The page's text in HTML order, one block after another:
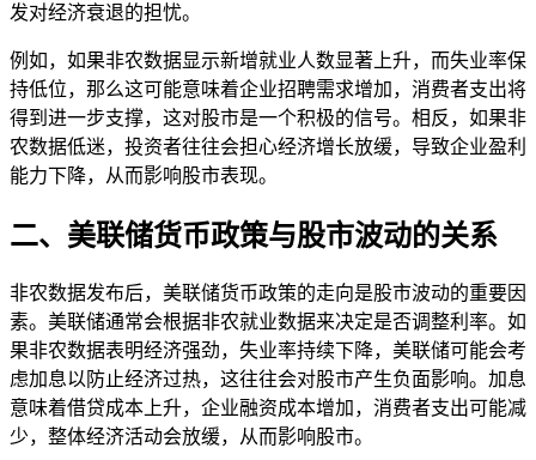
发对经济衰退的担忧。
例如，如果非农数据显示新增就业人数显著上升，而失业率保
持低位，那么这可能意味着企业招聘需求增加，消费者支出将
得到进一步支撑，这对股市是一个积极的信号。相反，如果非
农数据低迷，投资者往往会担心经济增长放缓，导致企业盈利
能力下降，从而影响股市表现。
二、美联储货币政策与股市波动的关系
非农数据发布后，美联储货币政策的走向是股市波动的重要因
素。美联储通常会根据非农就业数据来决定是否调整利率。如
果非农数据表明经济强劲，失业率持续下降，美联储可能会考
虑加息以防止经济过热，这往往会对股市产生负面影响。加息
意味着借贷成本上升，企业融资成本增加，消费者支出可能减
少，整体经济活动会放缓，从而影响股市。